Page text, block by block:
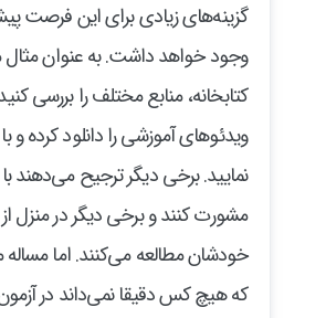
گزینه‌های زیادی برای این فرصت
وجود خواهد داشت. به عنوان مثال
کتابخانه، منابع مختلف را بررسی
ویدئو‌های آموزشی را دانلود کرده و
نمایید. برخی دیگر ترجیح می‌دهند
مشورت کنند و برخی دیگر در منزل
خودشان مطالعه می‌کنند. اما
که هیچ کس دقیقا نمی‌داند در